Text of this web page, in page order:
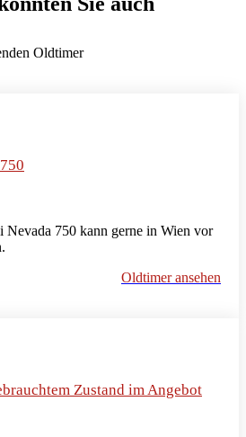
Oldtimer
Nevada 750 kann gerne in Wien vor
Oldtimer ansehen
Zustand im Angebot